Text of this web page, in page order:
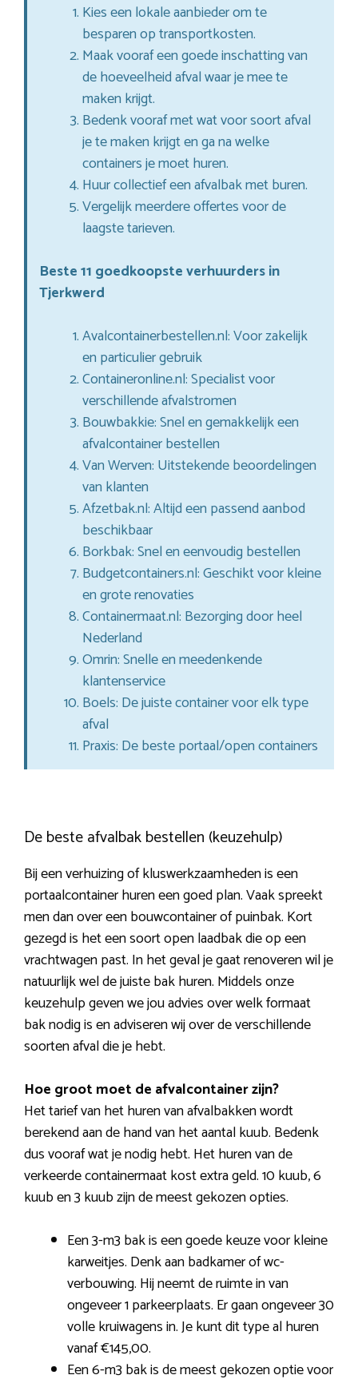
Kies een lokale aanbieder om te
besparen op transportkosten.
Maak vooraf een goede inschatting van
de hoeveelheid afval waar je mee te
maken krijgt.
Bedenk vooraf met wat voor soort afval
je te maken krijgt en ga na welke
containers je moet huren.
Huur collectief een afvalbak met buren.
Vergelijk meerdere offertes voor de
laagste tarieven.
Beste 11 goedkoopste verhuurders in
Tjerkwerd
Avalcontainerbestellen.nl: Voor zakelijk
en particulier gebruik
Containeronline.nl: Specialist voor
verschillende afvalstromen
Bouwbakkie: Snel en gemakkelijk een
afvalcontainer bestellen
Van Werven: Uitstekende beoordelingen
van klanten
Afzetbak.nl: Altijd een passend aanbod
beschikbaar
Borkbak: Snel en eenvoudig bestellen
Budgetcontainers.nl: Geschikt voor kleine
en grote renovaties
Containermaat.nl: Bezorging door heel
Nederland
Omrin: Snelle en meedenkende
klantenservice
Boels: De juiste container voor elk type
afval
Praxis: De beste portaal/open containers
De beste afvalbak bestellen (keuzehulp)
Bij een verhuizing of kluswerkzaamheden is een
portaalcontainer huren een goed plan. Vaak spreekt
men dan over een bouwcontainer of puinbak. Kort
gezegd is het een soort open laadbak die op een
vrachtwagen past. In het geval je gaat renoveren wil je
natuurlijk wel de juiste bak huren. Middels onze
keuzehulp geven we jou advies over welk formaat
bak nodig is en adviseren wij over de verschillende
soorten afval die je hebt.
Hoe groot moet de afvalcontainer zijn?
Het tarief van het huren van afvalbakken wordt
berekend aan de hand van het aantal kuub. Bedenk
dus vooraf wat je nodig hebt. Het huren van de
verkeerde containermaat kost extra geld. 10 kuub, 6
kuub en 3 kuub zijn de meest gekozen opties.
Een 3-m3 bak is een goede keuze voor kleine
karweitjes. Denk aan badkamer of wc-
verbouwing. Hij neemt de ruimte in van
ongeveer 1 parkeerplaats. Er gaan ongeveer 30
volle kruiwagens in. Je kunt dit type al huren
vanaf €145,00.
Een 6-m3 bak is de meest gekozen optie voor